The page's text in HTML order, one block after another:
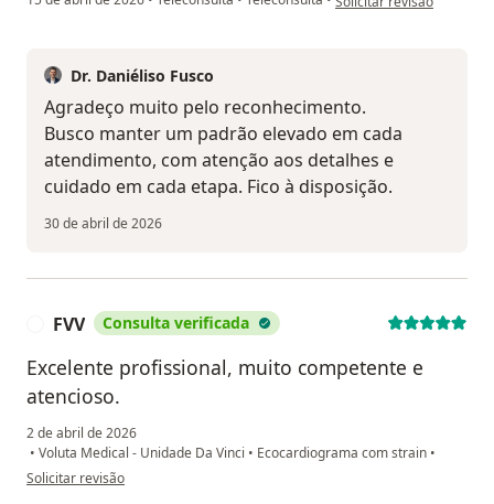
Dr. Daniéliso Fusco
Agradeço muito pelo reconhecimento.
Busco manter um padrão elevado em cada
atendimento, com atenção aos detalhes e
cuidado em cada etapa. Fico à disposição.
30 de abril de 2026
FVV Consulta verificada
Excelente profissional, muito competente e
atencioso.
2 de abril de 2026
• Voluta Medical - Unidade Da Vinci • Ecocardiograma com strain •
na opinião do utilizador FVV
Solicitar revisão